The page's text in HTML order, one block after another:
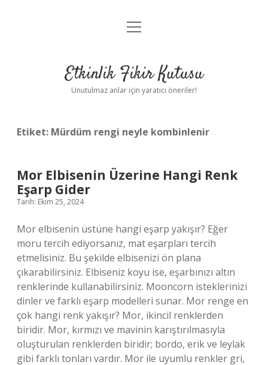
Anasayfa
Yasal Uyarı
menüyü
Etkinlik Fikir Kutusu
Unutulmaz anlar için yaratıcı öneriler!
Etiket: Mürdüm rengi neyle kombinlenir
Mor Elbisenin Üzerine Hangi Renk
Eşarp Gider
Tarih: Ekim 25, 2024
Mor elbisenin üstüne hangi eşarp yakışır? Eğer
moru tercih ediyorsanız, mat eşarpları tercih
etmelisiniz. Bu şekilde elbisenizi ön plana
çıkarabilirsiniz. Elbiseniz koyu ise, eşarbınızı altın
renklerinde kullanabilirsiniz. Mooncorn isteklerinizi
dinler ve farklı eşarp modelleri sunar. Mor renge en
çok hangi renk yakışır? Mor, ikincil renklerden
biridir. Mor, kırmızı ve mavinin karıştırılmasıyla
oluşturulan renklerden biridir; bordo, erik ve leylak
gibi farklı tonları vardır. Mor ile uyumlu renkler gri,